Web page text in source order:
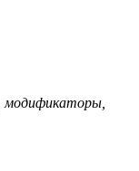
модификаторы,